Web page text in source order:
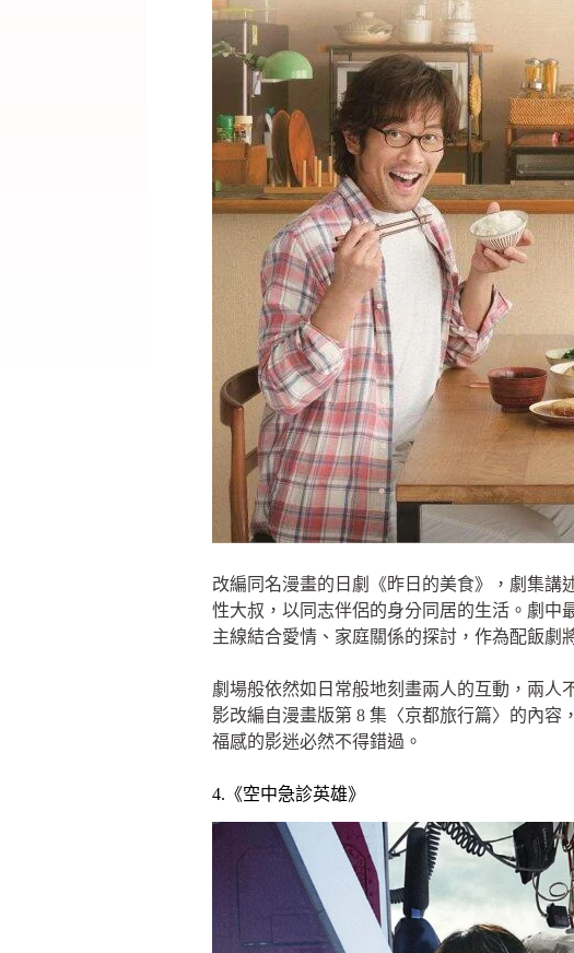
改編同名漫畫的日劇《昨日的美食》，劇集
性大叔，以同志伴侶的身分同居的生活。劇中
主線結合愛情、家庭關係的探討，作為配飯劇
劇場般依然如日常般地刻畫兩人的互動，兩
影改編自漫畫版第 8 集〈京都旅行篇〉的內
福感的影迷必然不得錯過。
4.《空中急診英雄》